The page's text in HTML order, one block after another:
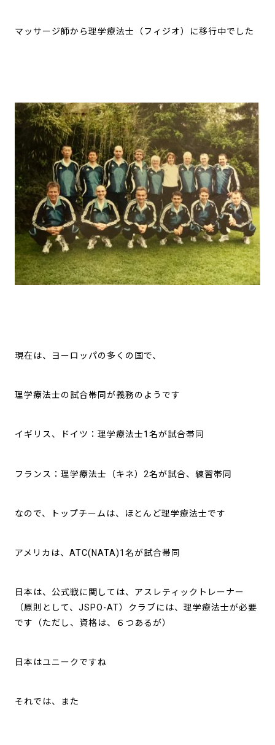
マッサージ師から理学療法士（フィジオ）に移行中でした
現在は、ヨーロッパの多くの国で、
理学療法士の試合帯同が義務のようです
イギリス、ドイツ：理学療法士1名が試合帯同
フランス：理学療法士（キネ）2名が試合、練習帯同
なので、トップチームは、ほとんど理学療法士です
アメリカは、ATC(NATA)1名が試合帯同
日本は、公式戦に関しては、アスレティックトレーナー
（原則として、JSPO-AT）クラブには、理学療法士が必要
です（ただし、資格は、６つあるが）
日本はユニークですね
それでは、また